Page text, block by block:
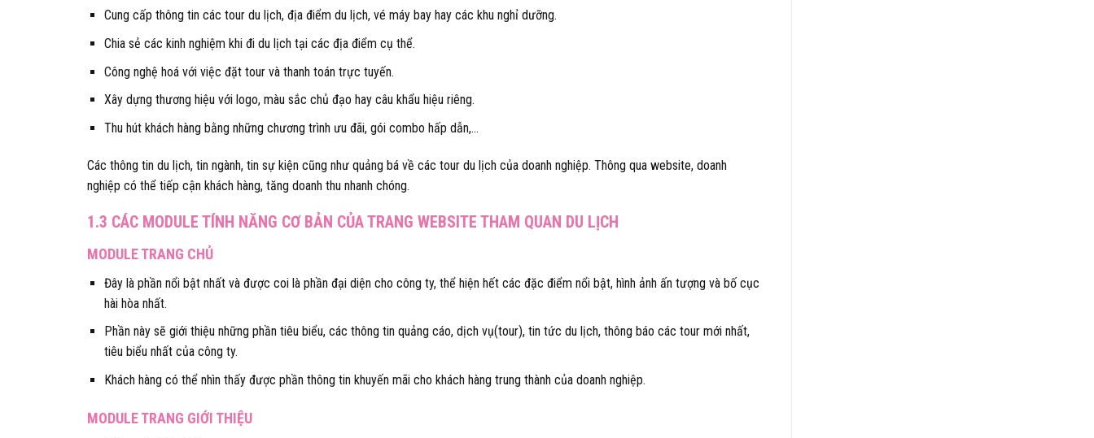
Cung cấp thông tin các tour du lịch, địa điểm du lịch, vé máy bay hay các khu nghỉ dưỡng.
Chia sẻ các kinh nghiệm khi đi du lịch tại các địa điểm cụ thể.
Công nghệ hoá với việc đặt tour và thanh toán trực tuyến.
Xây dựng thương hiệu với logo, màu sắc chủ đạo hay câu khẩu hiệu riêng.
Thu hút khách hàng bằng những chương trình ưu đãi, gói combo hấp dẫn,…
Các thông tin du lịch, tin ngành, tin sự kiện cũng như quảng bá về các tour du lịch của doanh nghiệp. Thông qua website, doanh
nghiệp có thể tiếp cận khách hàng, tăng doanh thu nhanh chóng.
1.3 CÁC MODULE TÍNH NĂNG CƠ BẢN CỦA TRANG WEBSITE THAM QUAN DU LỊCH
MODULE TRANG CHỦ
Đây là phần nổi bật nhất và được coi là phần đại diện cho công ty, thể hiện hết các đặc điểm nổi bật, hình ảnh ấn tượng và bố cục
hài hòa nhất.
Phần này sẽ giới thiệu những phần tiêu biểu, các thông tin quảng cáo, dịch vụ(tour), tin tức du lịch, thông báo các tour mới nhất,
tiêu biểu nhất của công ty.
Khách hàng có thể nhìn thấy được phần thông tin khuyến mãi cho khách hàng trung thành của doanh nghiệp.
MODULE TRANG GIỚI THIỆU